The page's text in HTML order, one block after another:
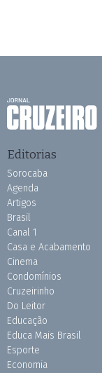
Editorias
Sorocaba
Agenda
Artigos
Brasil
Canal 1
Casa e Acabamento
Cinema
Condomínios
Cruzeirinho
Do Leitor
Educação
Educa Mais Brasil
Esporte
Economia